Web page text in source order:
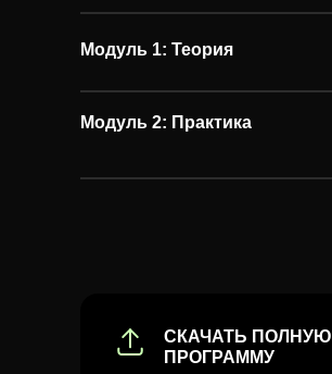
Модуль 1: Теория
Модуль 2: Практика
СКАЧАТЬ ПОЛНУЮ
ПРОГРАММУ